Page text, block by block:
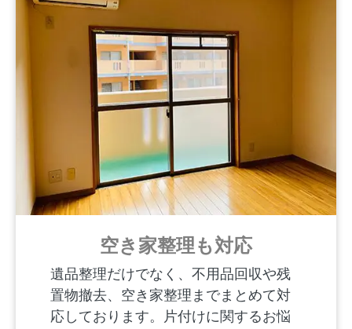
空き家整理も対応
遺品整理だけでなく、不用品回収や残
置物撤去、空き家整理までまとめて対
応しております。片付けに関するお悩